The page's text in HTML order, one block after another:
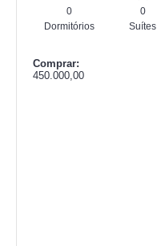
0
Dormitórios
0
Suítes
Comprar:
450.000,00